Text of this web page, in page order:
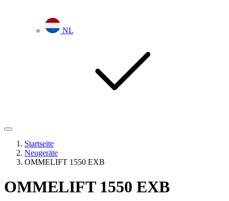
NL
Startseite
Neugeräte
OMMELIFT 1550 EXB
OMMELIFT 1550 EXB